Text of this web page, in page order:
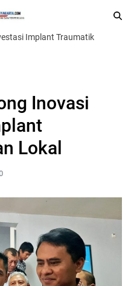
Implant Traumatik
Inovasi
Lokal